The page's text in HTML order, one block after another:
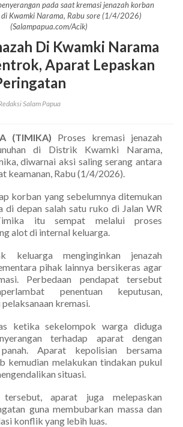
pada saat kremasi jenazah korban
Kwamki Narama, Rabu sore (1/4/2026)
(Salampapua.com/Acik)
Di Kwamki Narama
Aparat Lepaskan
Salam Papua
(TIMIKA) Proses kremasi jenazah
di Distrik Kwamki Narama,
diwarnai aksi saling serang antara
keamanan, Rabu (1/4/2026).
korban yang sebelumnya ditemukan
di depan salah satu ruko di Jalan WR
itu sempat melalui proses
alot di internal keluarga.
keluarga menginginkan jenazah
pihak lainnya bersikeras agar
Perbedaan pendapat tersebut
penentuan keputusan,
kremasi.
ketika sekelompok warga diduga
terhadap aparat dengan
panah. Aparat kepolisian bersama
kemudian melakukan tindakan pukul
situasi.
aparat juga melepaskan
guna membubarkan massa dan
konflik yang lebih luas.